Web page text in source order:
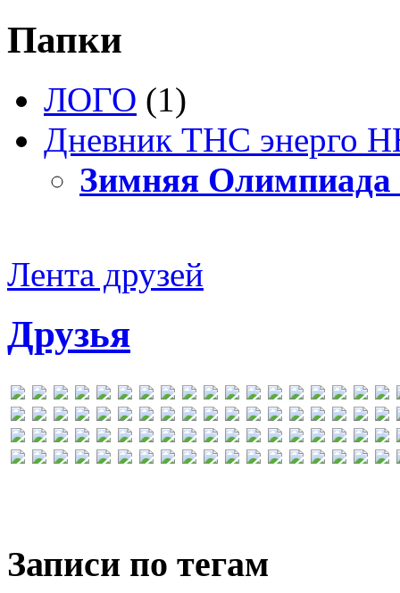
Папки
ЛОГО (1)
Дневник ТНС энерго
Зимняя
Лента друзей
Друзья
Записи по тегам